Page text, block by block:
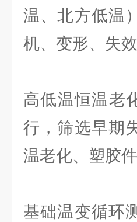
温、北方低温
机、变形、失
高低温恒温老
行，筛选早期
温老化、塑胶
基础温变循环